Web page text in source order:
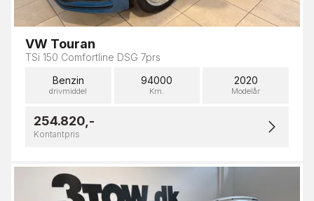
VW Touran
TSi 150 Comfortline DSG 7prs
Benzin
drivmiddel
94000
Km.
2020
Modelår
254.820,-
Kontantpris